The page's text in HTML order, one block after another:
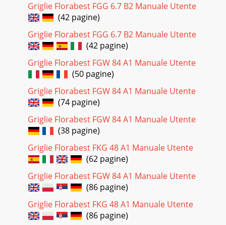
Griglie Florabest FGG 6.7 B2 Manuale Utente
(42 pagine)
Griglie Florabest FGG 6.7 B2 Manuale Utente
(42 pagine)
Griglie Florabest FGW 84 A1 Manuale Utente
(50 pagine)
Griglie Florabest FGW 84 A1 Manuale Utente
(74 pagine)
Griglie Florabest FGW 84 A1 Manuale Utente
(38 pagine)
Griglie Florabest FKG 48 A1 Manuale Utente
(62 pagine)
Griglie Florabest FGW 84 A1 Manuale Utente
(86 pagine)
Griglie Florabest FKG 48 A1 Manuale Utente
(86 pagine)